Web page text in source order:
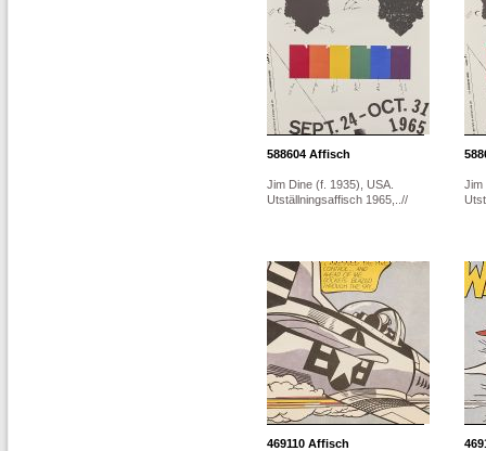
588604 Affisch
Jim Dine (f. 1935), USA.
Utställningsaffisch 1965,..//
Jim
469110 Affisch